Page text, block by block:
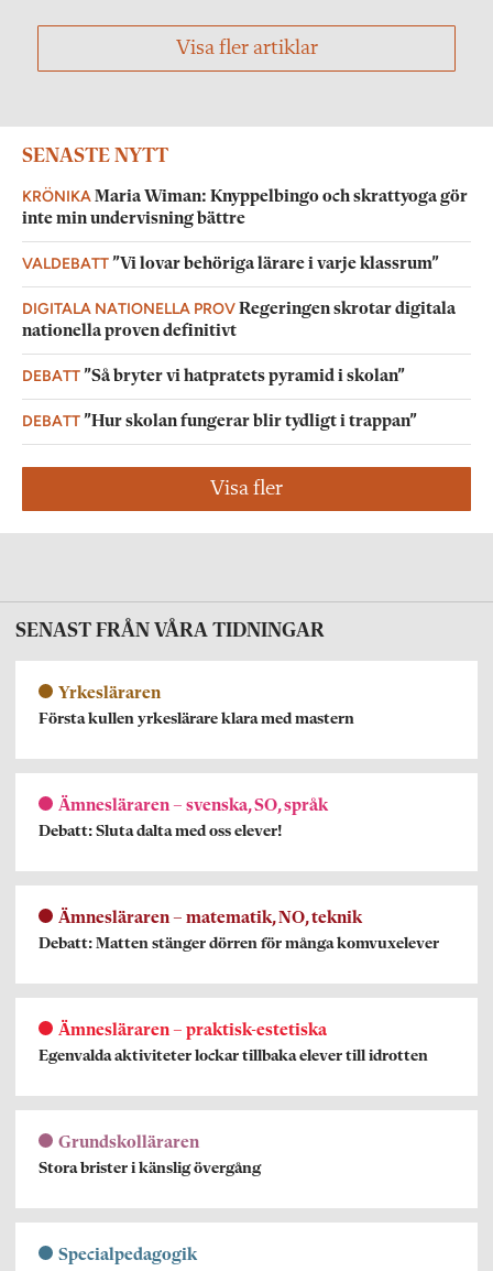
Visa fler artiklar
SENASTE NYTT
KRÖNIKA Maria Wiman: Knyppelbingo och skrattyoga gör
inte min undervisning bättre
VALDEBATT”Vi lovar behöriga lärare i varje klassrum”
DIGITALA NATIONELLA PROVRegeringen skrotar digitala
nationella proven definitivt
DEBATT”Så bryter vi hatpratets pyramid i skolan”
DEBATT”Hur skolan fungerar blir tydligt i trappan”
Visa fler
SENAST FRÅN VÅRA TIDNINGAR
Yrkesläraren
Första kullen yrkeslärare klara med mastern
Ämnesläraren – svenska, SO, språk
Debatt: Sluta dalta med oss elever!
Ämnesläraren – matematik, NO, teknik
Debatt: Matten stänger dörren för många komvuxelever
Ämnesläraren – praktisk-estetiska
Egenvalda aktiviteter lockar tillbaka elever till idrotten
Grundskolläraren
Stora brister i känslig övergång
Specialpedagogik